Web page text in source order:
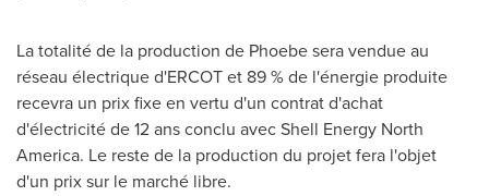
La totalité de la production de Phoebe sera vendue au
réseau électrique d'ERCOT et 89 % de l'énergie produite
recevra un prix fixe en vertu d'un contrat d'achat
d'électricité de 12 ans conclu avec Shell Energy North
America. Le reste de la production du projet fera l'objet
d'un prix sur le marché libre.